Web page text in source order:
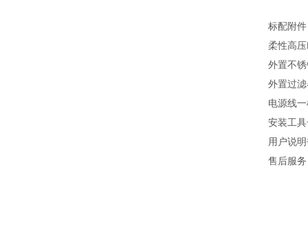
标配附件
柔性高压
外置不锈
外置过滤
电源线一
安装工具
用户说明
售后服务